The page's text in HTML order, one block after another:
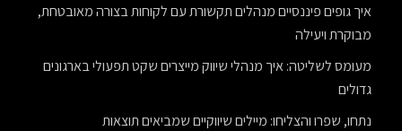
איך גופים פיננסיים מנהלים תקשורת עם לקוחות בצורה מאובטחת,
מבוקרת ויעילה
מעומס לשליטה: איך מנהלי שיווק מייצרים שקט תפעולי בארגונים
גדולים
נתחו, שפרו והצליחו: מיילים שיווקיים שמביאים תוצאות